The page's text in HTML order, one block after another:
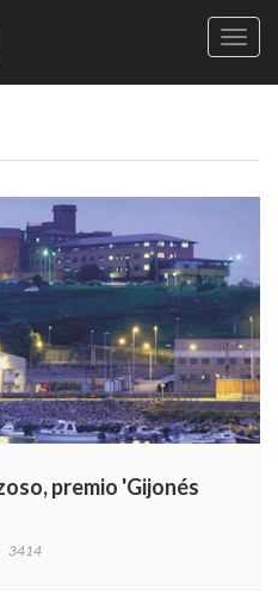
premio 'Gijonés
3414